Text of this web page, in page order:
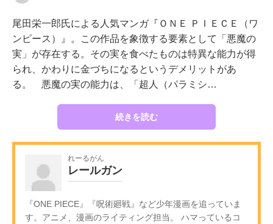
尾田栄一郎氏による人気マンガ『ＯＮＥ ＰＩＥＣＥ（ワ
ンピース）』。この作品を象徴する要素として「悪魔の
実」が存在する。その実を食べたものは特異な能力が得
られ、かわりに金づちになるというデメリットがあ
る。 悪魔の実の能力は、「超人（パラミシ…
続きを読む
れーるがん
レールガン
『ONE PIECE』『呪術廻戦』など少年漫画を追っていま
す。アニメ、漫画のライティング担当。 ハマっているコ